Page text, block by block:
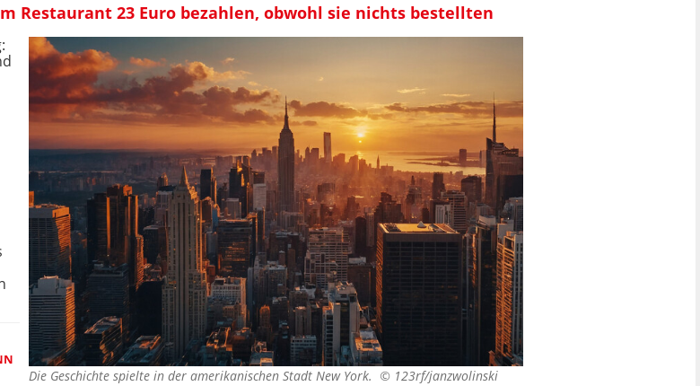
Restaurant 23 Euro bezahlen, obwohl sie nichts bestellten
Die Geschichte spielte in der amerikanischen Stadt New York. © 123rf/janzwolinski